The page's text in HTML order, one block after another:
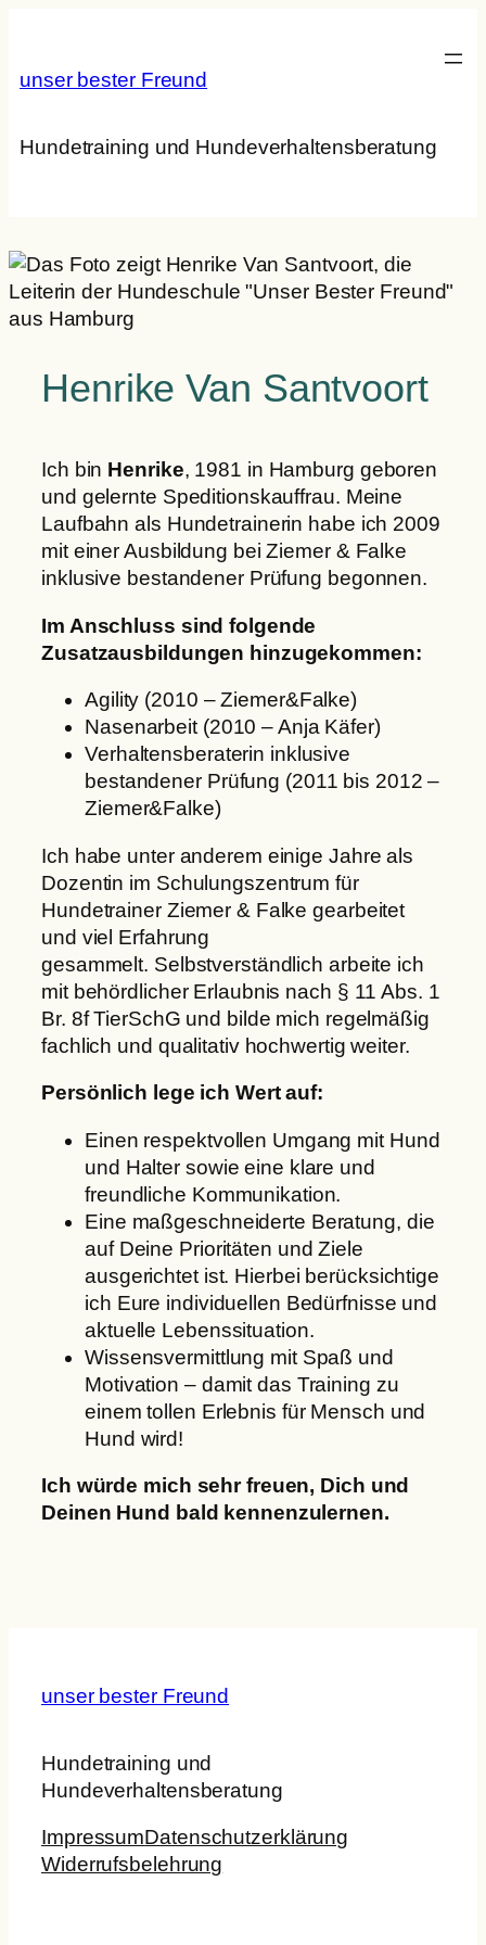
springen
unser bester Freund
Hundetraining und Hundeverhaltensberatung
Henrike Van Santvoort
Ich bin Henrike, 1981 in Hamburg geboren
und gelernte Speditionskauffrau. Meine
Laufbahn als Hundetrainerin habe ich 2009
mit einer Ausbildung bei Ziemer & Falke
inklusive bestandener Prüfung begonnen.
Im Anschluss sind folgende
Zusatzausbildungen hinzugekommen:
Agility (2010 – Ziemer&Falke)
Nasenarbeit (2010 – Anja Käfer)
Verhaltensberaterin inklusive
bestandener Prüfung (2011 bis 2012 –
Ziemer&Falke)
Ich habe unter anderem einige Jahre als
Dozentin im Schulungszentrum für
Hundetrainer Ziemer & Falke gearbeitet
und viel Erfahrung
gesammelt. Selbstverständlich arbeite ich
mit behördlicher Erlaubnis nach § 11 Abs. 1
Br. 8f TierSchG und bilde mich regelmäßig
fachlich und qualitativ hochwertig weiter.
Persönlich lege ich Wert auf:
Einen respektvollen Umgang mit Hund
und Halter sowie eine klare und
freundliche Kommunikation.
Eine maßgeschneiderte Beratung, die
auf Deine Prioritäten und Ziele
ausgerichtet ist. Hierbei berücksichtige
ich Eure individuellen Bedürfnisse und
aktuelle Lebenssituation.
Wissensvermittlung mit Spaß und
Motivation – damit das Training zu
einem tollen Erlebnis für Mensch und
Hund wird!
Ich würde mich sehr freuen, Dich und
Deinen Hund bald kennenzulernen.
unser bester Freund
Hundetraining und
Hundeverhaltensberatung
ImpressumDatenschutzerklärung
Widerrufsbelehrung